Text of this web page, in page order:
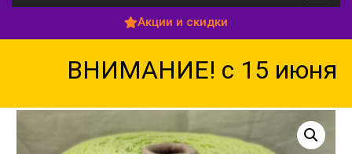
Акции и скидки
ВНИМАНИЕ! с 15 июня